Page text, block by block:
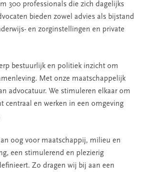
300 professionals die zich dagelijks
bieden zowel advies als bijstand
en zorginstellingen en private
bestuurlijk en politiek inzicht om
Met onze maatschappelijk
advocatuur. We stimuleren elkaar om
centraal en werken in een omgeving
oog voor maatschappij, milieu en
een stimulerend en plezierig
Zo dragen wij bij aan een